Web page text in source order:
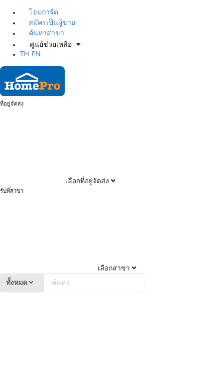
โฮมการ์ด
สมัครเป็นผู้ขาย
ค้นหาสาขา
ศูนย์ช่วยเหลือ
TH
EN
ที่อยู่จัดส่ง
เลือกที่อยู่จัดส่ง
รับที่สาขา
เลือกสาขา
ทั้งหมด